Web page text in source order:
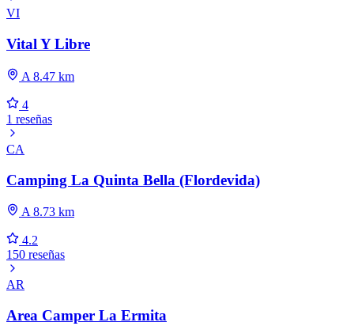
VI
Vital Y Libre
A 8.47 km
4
1 reseñas
CA
Camping La Quinta Bella (Flordevida)
A 8.73 km
4.2
150 reseñas
AR
Area Camper La Ermita